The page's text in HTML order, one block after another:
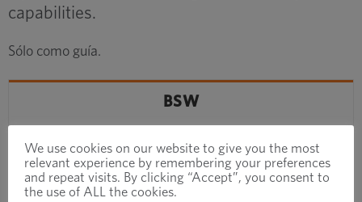
capabilities.
Sólo como guía.
BSW
MOSTRAR REGISTROS
We use cookies on our website to give you the most
relevant experience by remembering your preferences
and repeat visits. By clicking “Accept”, you consent to
the use of ALL the cookies.